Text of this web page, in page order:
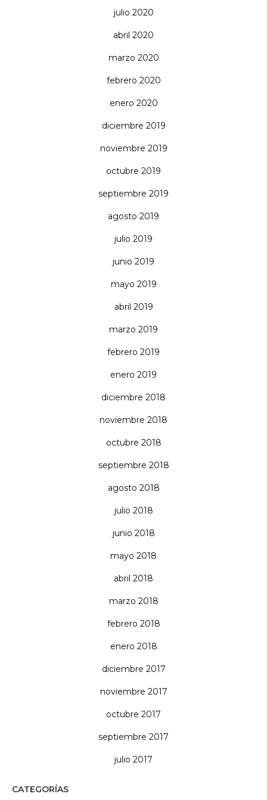
julio 2020
abril 2020
marzo 2020
febrero 2020
enero 2020
diciembre 2019
noviembre 2019
octubre 2019
septiembre 2019
agosto 2019
julio 2019
junio 2019
mayo 2019
abril 2019
marzo 2019
febrero 2019
enero 2019
diciembre 2018
noviembre 2018
octubre 2018
septiembre 2018
agosto 2018
julio 2018
junio 2018
mayo 2018
abril 2018
marzo 2018
febrero 2018
enero 2018
diciembre 2017
noviembre 2017
octubre 2017
septiembre 2017
julio 2017
CATEGORÍAS